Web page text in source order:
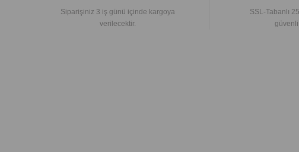
Siparişiniz 3 iş günü içinde kargoya
verilecektir.
SSL-Tabanlı
güvenli